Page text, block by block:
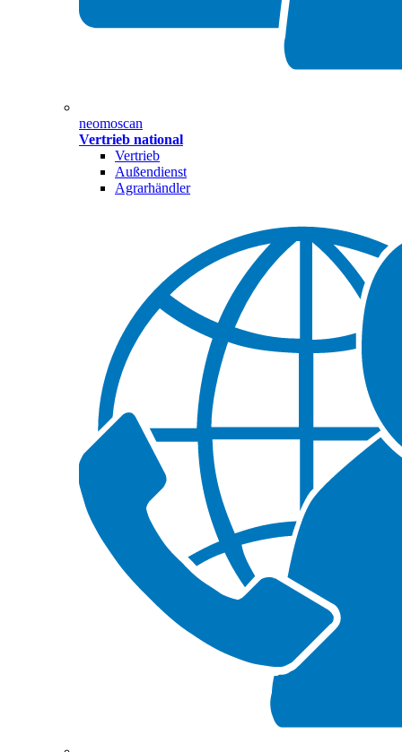
neomoscan
Vertrieb national
Vertrieb
Außendienst
Agrarhändler